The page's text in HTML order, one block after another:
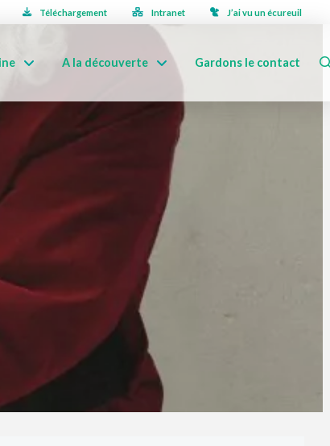
Téléchargement Intranet J’ai vu un écureuil
A la découverte Gardons le contact